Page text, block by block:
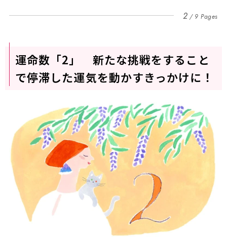
2 9 Pages
運命数「2」 新たな挑戦をすること
で停滞した運気を動かすきっかけに！